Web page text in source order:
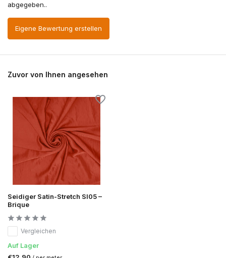
abgegeben..
Eigene Bewertung erstellen
Zuvor von Ihnen angesehen
Seidiger Satin-Stretch SI05 –
Brique
Vergleichen
Auf Lager